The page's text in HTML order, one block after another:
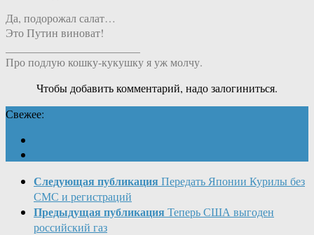
Да, подорожал салат…
Это Путин виноват!
Про подлую кошку-кукушку я уж молчу.
Чтобы добавить комментарий, надо залогиниться.
Свежее:
Следующая публикация Передать Японии Курилы без
СМС и регистраций
Предыдущая публикация Теперь США выгоден
российский газ